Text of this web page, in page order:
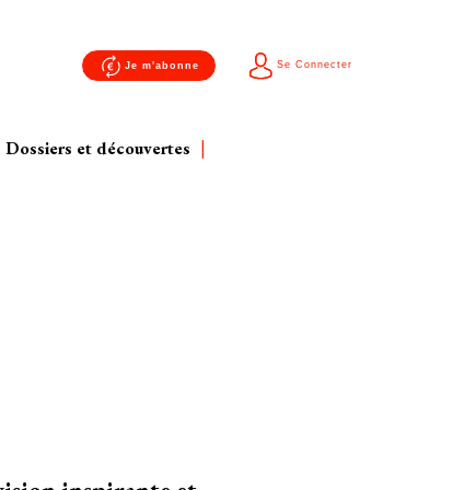
Je m'abonne Se Connecter
Dossiers et découvertes